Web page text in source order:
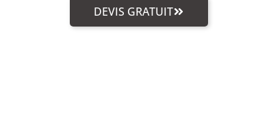
DEVIS GRATUIT